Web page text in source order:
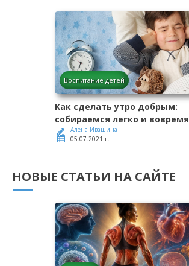
Воспитание детей
Как сделать утро добрым:
собираемся легко и вовремя
Алена Ивашина
05.07.2021 г.
НОВЫЕ СТАТЬИ НА САЙТЕ